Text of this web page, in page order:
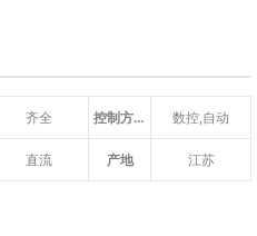
齐全 控制方式 数控,自动
直流 产地 江苏